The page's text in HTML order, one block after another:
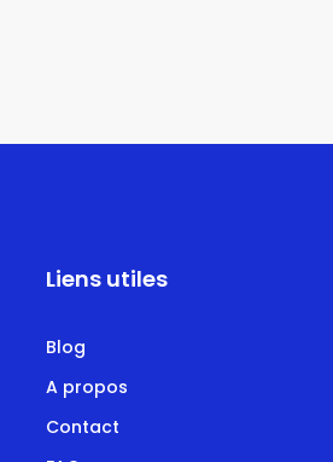
Liens utiles
Blog
A propos
Contact